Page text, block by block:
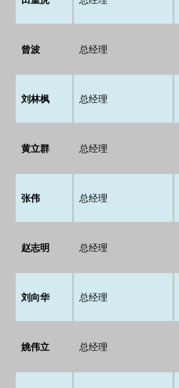
曾波 总经理
刘林枫 总经理
黄立群 总经理
张伟 总经理
赵志明 总经理
刘向华 总经理
姚伟立 总经理